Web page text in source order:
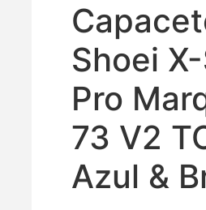
Shoei
Pro
73 V2
Azul &